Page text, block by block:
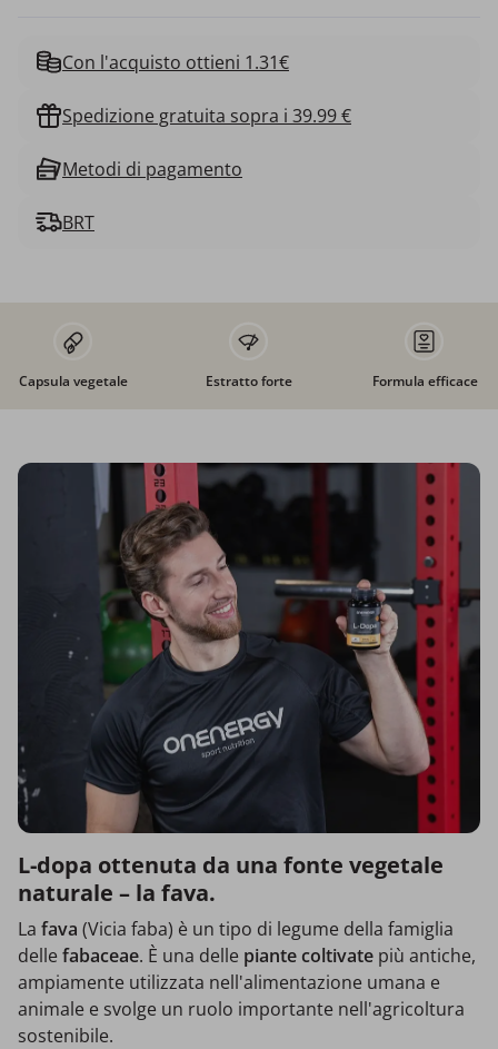
Con l'acquisto ottieni 1.31€
Spedizione gratuita sopra i 39.99 €
Metodi di pagamento
BRT
Capsula vegetale Estratto forte Formula efficace
L-dopa ottenuta da una fonte vegetale
naturale – la fava.
La fava (Vicia faba) è un tipo di legume della famiglia
delle fabaceae. È una delle piante coltivate più antiche,
ampiamente utilizzata nell'alimentazione umana e
animale e svolge un ruolo importante nell'agricoltura
sostenibile.